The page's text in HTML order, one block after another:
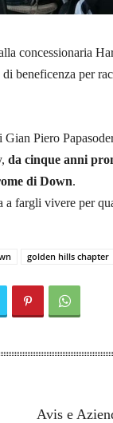
concessionaria
beneficenza per
Gian Piero
da cinque anni
di Down.
a fargli vivere per
golden hills chapter
Avis e